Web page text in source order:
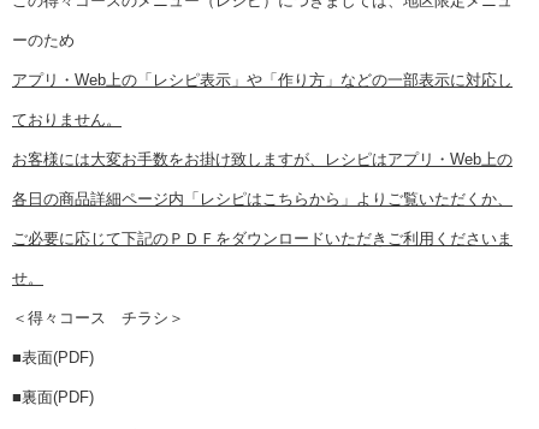
ーのため
アプリ・Web上の「レシピ表示」や「作り方」などの一部表示に対応し
ておりません。
お客様には大変お手数をお掛け致しますが、レシピはアプリ・Web上の
各日の商品詳細ページ内「レシピはこちらから 」よりご覧いただくか、
ご必要に応じて下記のＰＤＦをダウンロードいただきご利用くださいま
せ。
＜得々コース チラシ＞
■表面(PDF)
■裏面(PDF)